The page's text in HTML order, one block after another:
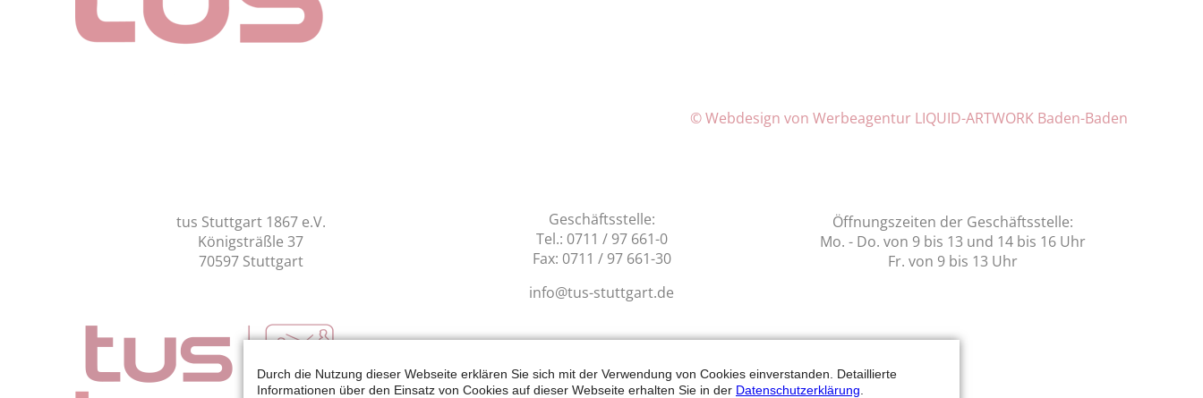
© Webdesign von Werbeagentur LIQUID-ARTWORK Baden-Baden
tus Stuttgart 1867 e.V.
Königsträßle 37
70597 Stuttgart
Geschäftsstelle:
Tel.: 0711 / 97 661-0
Fax: 0711 / 97 661-30
info@tus-stuttgart.de
Öffnungszeiten der Geschäftsstelle:
Mo. - Do. von 9 bis 13 und 14 bis 16 Uhr
Fr. von 9 bis 13 Uhr
Durch die Nutzung dieser Webseite erklären Sie sich mit der Verwendung von Cookies einverstanden. Detaillierte
Informationen über den Einsatz von Cookies auf dieser Webseite erhalten Sie in der Datenschutzerklärung